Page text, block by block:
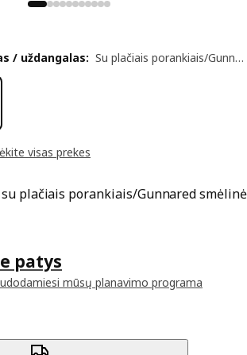
visas prekes
plačiais porankiais/Gunnared smėlinė
/ uždangalas: Su plačiais porankiais/Gunnared smėlinė
patys
mūsų planavimo programa